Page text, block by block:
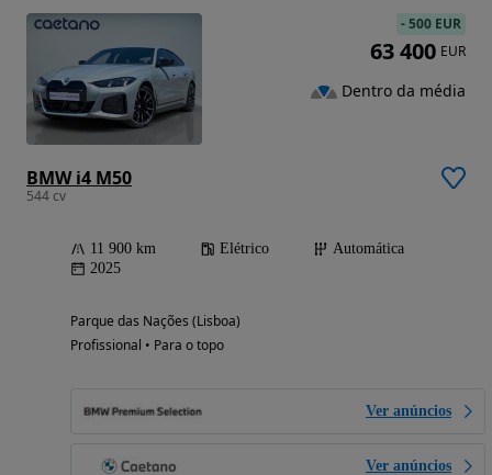
BMW i4 M50
544 cv
11 900 km Elétrico
Automática
2025
Parque das Nações (Lisboa)
Profissional • Para o topo
Ver anúncios
Ver anúncios
-500 EUR
63 400 EUR
Dentro da média